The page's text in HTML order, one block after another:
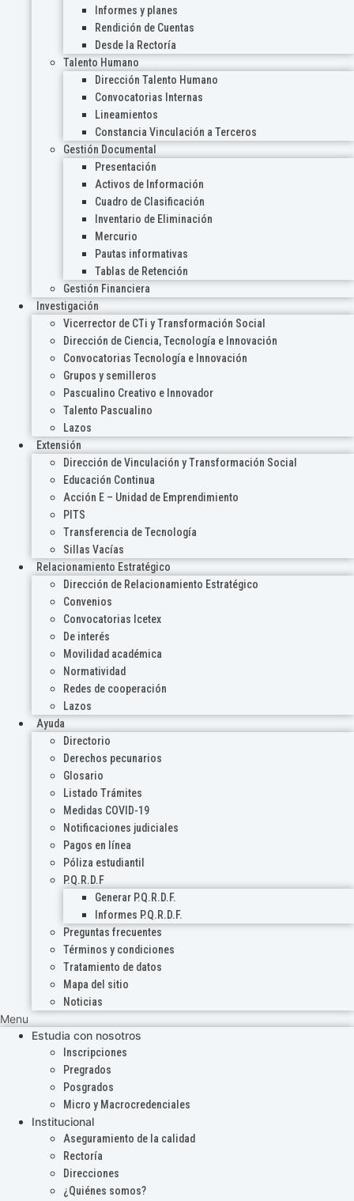
Informes y planes
Rendición de Cuentas
Desde la Rectoría
Talento Humano
Dirección Talento Humano
Convocatorias Internas
Lineamientos
Constancia Vinculación a Terceros
Gestión Documental
Presentación
Activos de Información
Cuadro de Clasificación
Inventario de Eliminación
Mercurio
Pautas informativas
Tablas de Retención
Gestión Financiera
Investigación
Vicerrector de CTi y Transformación Social
Dirección de Ciencia, Tecnología e Innovación
Convocatorias Tecnología e Innovación
Grupos y semilleros
Pascualino Creativo e Innovador
Talento Pascualino
Lazos
Extensión
Dirección de Vinculación y Transformación Social
Educación Continua
Acción E – Unidad de Emprendimiento
PITS
Transferencia de Tecnología
Sillas Vacías
Relacionamiento Estratégico
Dirección de Relacionamiento Estratégico
Convenios
Convocatorias Icetex
De interés
Movilidad académica
Normatividad
Redes de cooperación
Lazos
Ayuda
Directorio
Derechos pecunarios
Glosario
Listado Trámites
Medidas COVID-19
Notificaciones judiciales
Pagos en línea
Póliza estudiantil
P.Q.R.D.F
Generar P.Q.R.D.F.
Informes P.Q.R.D.F.
Preguntas frecuentes
Términos y condiciones
Tratamiento de datos
Mapa del sitio
Noticias
Menu
Estudia con nosotros
Inscripciones
Pregrados
Posgrados
Micro y Macrocredenciales
Institucional
Aseguramiento de la calidad
Rectoría
Direcciones
¿Quiénes somos?